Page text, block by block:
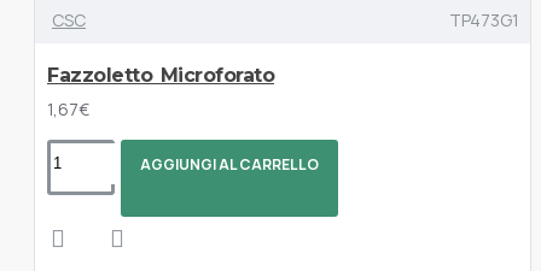
CSC TP473G1
Fazzoletto Microforato
1,67€
AGGIUNGI AL CARRELLO